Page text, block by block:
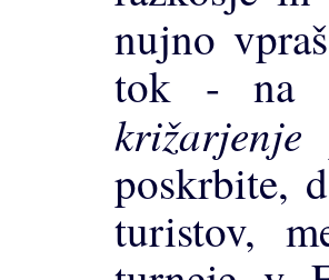
nujno
tok - na
poskrbite,
turistov,